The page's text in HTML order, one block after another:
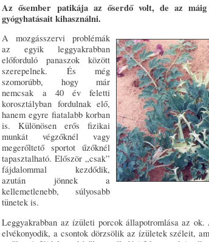
Az ősember patikája az őserdő volt, de az máig
gyógyhatásait kihasználni.
A mozgásszervi problémák
az egyik leggyakrabban
előforduló panaszok között
szerepelnek. És még
szomorúbb, hogy már
nemcsak a 40 év feletti
korosztályban fordulnak elő,
hanem egyre fiatalabb korban
is. Különösen erős fizikai
munkát végzőknél vagy
megerőltető sportot űzőknél
tapasztalható. Először „csak”
fájdalommal kezdődik,
azután jönnek a
kellemetlenebb, súlyosabb
tünetek is.
Leggyakrabban az ízületi porcok állapotromlása az
elvékonyodik, a csontok dörzsölik az ízületek széleit,